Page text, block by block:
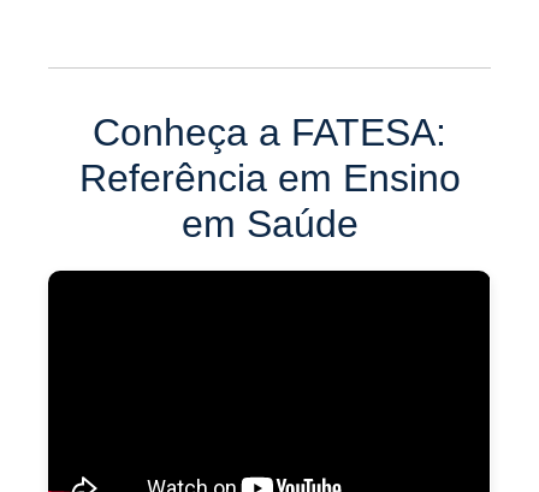
Conheça a FATESA:
Referência em Ensino
em Saúde